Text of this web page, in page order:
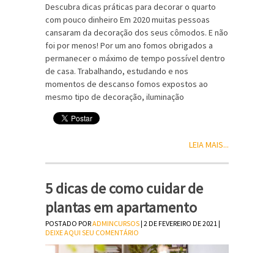
Descubra dicas práticas para decorar o quarto
com pouco dinheiro Em 2020 muitas pessoas
cansaram da decoração dos seus cômodos. E não
foi por menos! Por um ano fomos obrigados a
permanecer o máximo de tempo possível dentro
de casa. Trabalhando, estudando e nos
momentos de descanso fomos expostos ao
mesmo tipo de decoração, iluminação
LEIA MAIS...
5 dicas de como cuidar de
plantas em apartamento
POSTADO PORADMINCURSOS| 2 DE FEVEREIRO DE 2021 |
DEIXE AQUI SEU COMENTÁRIO